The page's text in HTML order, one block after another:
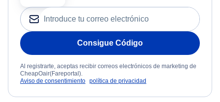
Consigue Código
Al registrarte, aceptas recibir correos electrónicos de marketing de
CheapOair(Fareportal).
Aviso de consentimiento política de privacidad